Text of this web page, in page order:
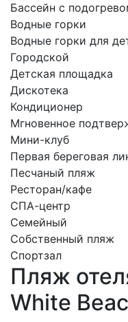
Бассейн с
Водные горки
Водные горки для
Городской
Детская площадка
Дискотека
Кондиционер
Мгновенное
Мини-клуб
Первая береговая
Песчаный пляж
Ресторан/кафе
СПА-центр
Семейный
Собственный пляж
Спортзал
Пляж
White